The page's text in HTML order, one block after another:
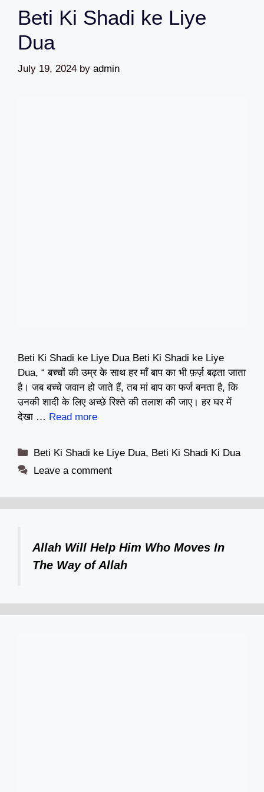
Beti Ki Shadi ke Liye
Dua
July 19, 2024 by admin
Beti Ki Shadi ke Liye Dua Beti Ki Shadi ke Liye
Dua, “ बच्चों की उम्र के साथ हर माँ बाप का भी फ़र्ज़ बढ़ता जाता
है। जब बच्चे जवान हो जाते हैं, तब मां बाप का फर्ज बनता है, कि
उनकी शादी के लिए अच्छे रिश्ते की तलाश की जाए। हर घर में
देखा … Read more
Categories
Beti Ki Shadi ke Liye Dua, Beti Ki Shadi Ki Dua
Leave a comment
Allah Will Help Him Who Moves In
The Way of Allah